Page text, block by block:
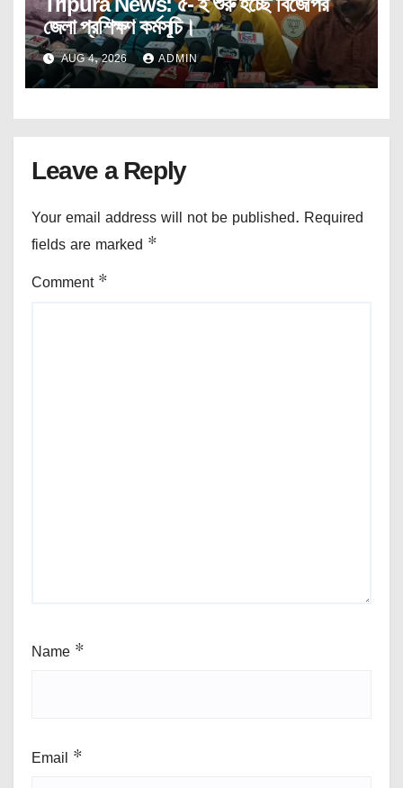
জেলা প্রশিক্ষণ কর্মসূচি।
AUG 4, 2026 ADMIN
Leave a Reply
Your email address will not be published. Required
fields are marked *
Comment *
Name *
Email *